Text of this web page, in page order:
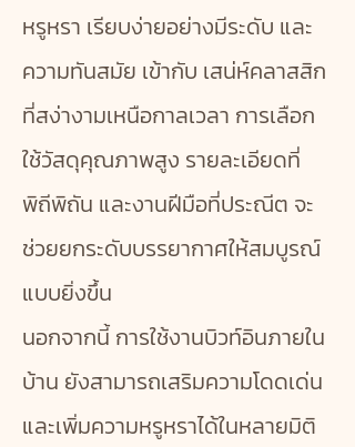
หรูหรา เรียบง่ายอย่างมีระดับ และ
ความทันสมัย เข้ากับ เสน่ห์คลาสสิก
ที่สง่างามเหนือกาลเวลา การเลือก
ใช้วัสดุคุณภาพสูง รายละเอียดที่
พิถีพิถัน และงานฝีมือที่ประณีต จะ
ช่วยยกระดับบรรยากาศให้สมบูรณ์
แบบยิ่งขึ้น
นอกจากนี้ การใช้งานบิวท์อินภายใน
บ้าน ยังสามารถเสริมความโดดเด่น
และเพิ่มความหรูหราได้ในหลายมิติ